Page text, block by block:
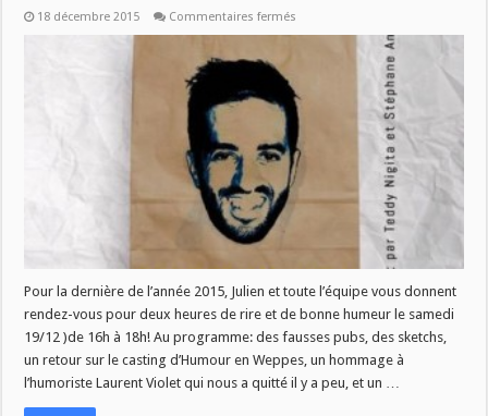
18 décembre 2015 Commentaires fermés
Pour la dernière de l’année 2015, Julien et toute l’équipe vous donnent
rendez-vous pour deux heures de rire et de bonne humeur le samedi
19/12 )de 16h à 18h! Au programme: des fausses pubs, des sketchs,
un retour sur le casting d’Humour en Weppes, un hommage à
l’humoriste Laurent Violet qui nous a quitté il y a peu, et un …